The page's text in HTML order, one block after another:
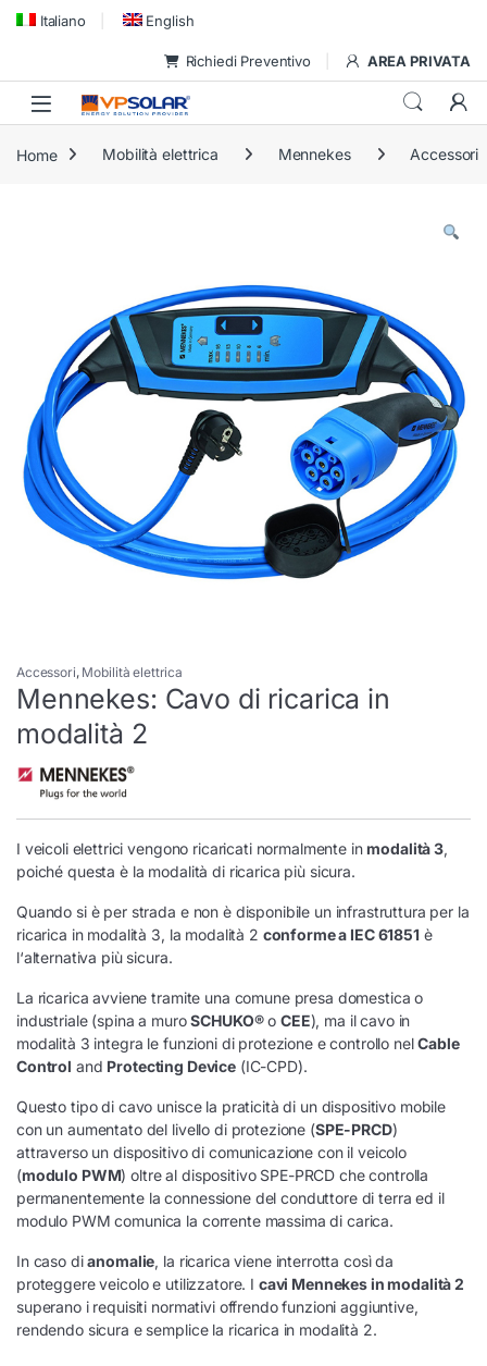
Skip to navigation
Skip to content
Italiano English
Richiedi Preventivo AREA PRIVATA
Home Mobilità elettrica Mennekes Accessori
Accessori, Mobilità elettrica
Mennekes: Cavo di ricarica in
modalità 2
I veicoli elettrici vengono ricaricati normalmente inmodalità 3,
poiché questa è la modalità di ricarica più sicura.
Quando si è per strada e non è disponibile un infrastruttura per la
ricarica in modalità 3, la modalità 2 conforme a IEC 61851è
l‘alternativa più sicura.
La ricarica avviene tramite una comune presa domestica o
industriale (spina a muroSCHUKO®o CEE), ma il cavo in
modalità 3 integra le funzioni di protezione e controllo nelCable
Control and Protecting Device(IC-CPD).
Questo tipo di cavo unisce la praticità di un dispositivo mobile
con un aumentato del livello di protezione (SPE-PRCD)
attraverso un dispositivo di comunicazione con il veicolo
(modulo PWM) oltre al dispositivo SPE-PRCD che controlla
permanentemente la connessione del conduttore di terra ed il
modulo PWM comunica la corrente massima di carica.
In caso dianomalie, la ricarica viene interrotta così da
proteggere veicolo e utilizzatore. I cavi Mennekes in modalità 2
superano i requisiti normativi offrendo funzioni aggiuntive,
rendendo sicura e semplice la ricarica in modalità 2.